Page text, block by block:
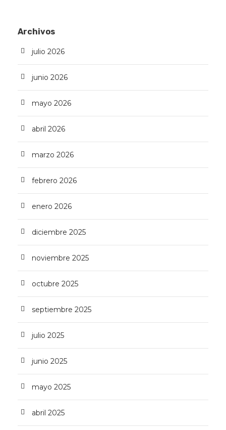
Archivos
julio 2026
junio 2026
mayo 2026
abril 2026
marzo 2026
febrero 2026
enero 2026
diciembre 2025
noviembre 2025
octubre 2025
septiembre 2025
julio 2025
junio 2025
mayo 2025
abril 2025